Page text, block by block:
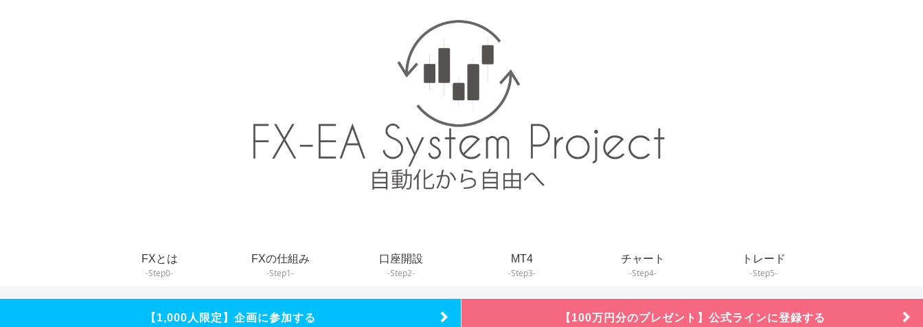
FXとは
-Step0-
FXの仕組み
-Step1-
口座開設
-Step2-
MT4
-Step3-
チャート
-Step4-
トレード
-Step5-
【1,000人限定】企画に参加する 【100万円分のプレゼント】公式ラインに登録する